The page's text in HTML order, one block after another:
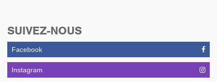
SUIVEZ-NOUS
Facebook
Instagram